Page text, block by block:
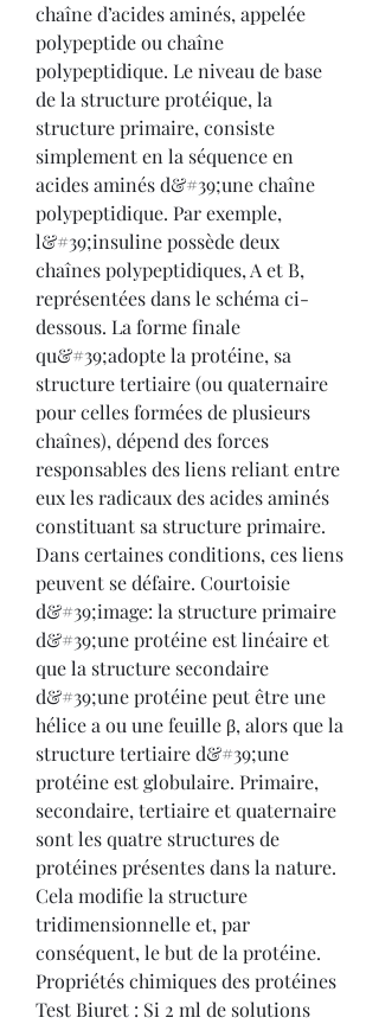
chaîne d’acides aminés, appelée
polypeptide ou chaîne
polypeptidique. Le niveau de base
de la structure protéique, la
structure primaire, consiste
simplement en la séquence en
acides aminés d&#39;une chaîne
polypeptidique. Par exemple,
l&#39;insuline possède deux
chaînes polypeptidiques, A et B,
représentées dans le schéma ci-
dessous. La forme finale
qu&#39;adopte la protéine, sa
structure tertiaire (ou quaternaire
pour celles formées de plusieurs
chaînes), dépend des forces
responsables des liens reliant entre
eux les radicaux des acides aminés
constituant sa structure primaire.
Dans certaines conditions, ces liens
peuvent se défaire. Courtoisie
d&#39;image: la structure primaire
d&#39;une protéine est linéaire et
que la structure secondaire
d&#39;une protéine peut être une
hélice a ou une feuille β, alors que la
structure tertiaire d&#39;une
protéine est globulaire. Primaire,
secondaire, tertiaire et quaternaire
sont les quatre structures de
protéines présentes dans la nature.
Cela modifie la structure
tridimensionnelle et, par
conséquent, le but de la protéine.
Propriétés chimiques des protéines
Test Biuret : Si 2 ml de solutions